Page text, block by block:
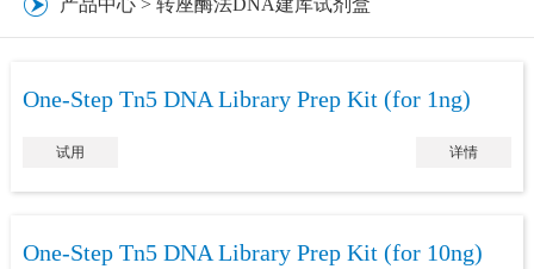
产品中心 > 转座酶法DNA建库试剂盒
One-Step Tn5 DNA Library Prep Kit (for 1ng)
试用 详情
One-Step Tn5 DNA Library Prep Kit (for 10ng)